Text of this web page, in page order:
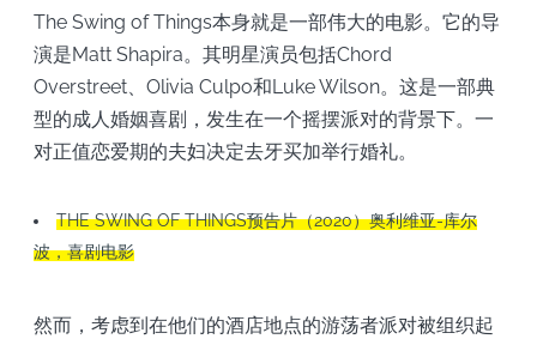
The Swing of Things本身就是一部伟大的电影。它的导
演是Matt Shapira。其明星演员包括Chord
Overstreet、Olivia Culpo和Luke Wilson。这是一部典
型的成人婚姻喜剧，发生在一个摇摆派对的背景下。一
对正值恋爱期的夫妇决定去牙买加举行婚礼。
THE SWING OF THINGS预告片（2020）奥利维亚-库尔
波，喜剧电影
然而，考虑到在他们的酒店地点的游荡者派对被组织起